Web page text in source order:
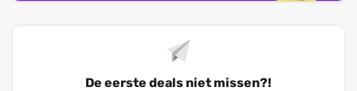
De eerste deals niet missen?!